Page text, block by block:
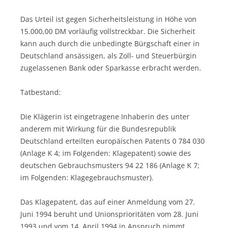
Das Urteil ist gegen Sicherheitsleistung in Höhe von
15.000,00 DM vorläufig vollstreckbar. Die Sicherheit
kann auch durch die unbedingte Bürgschaft einer in
Deutschland ansässigen, als Zoll- und Steuerbürgin
zugelassenen Bank oder Sparkasse erbracht werden.
Tatbestand:
Die Klägerin ist eingetragene Inhaberin des unter
anderem mit Wirkung für die Bundesrepublik
Deutschland erteilten europäischen Patents 0 784 030
(Anlage K 4; im Folgenden: Klagepatent) sowie des
deutschen Gebrauchsmusters 94 22 186 (Anlage K 7;
im Folgenden: Klagegebrauchsmuster).
Das Klagepatent, das auf einer Anmeldung vom 27.
Juni 1994 beruht und Unionsprioritäten vom 28. Juni
1993 und vom 14. April 1994 in Anspruch nimmt,